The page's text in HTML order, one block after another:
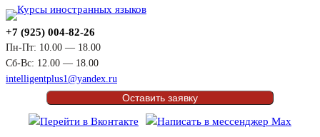
Перейти
к
содержимому
+7 (925) 004-82-26
Пн-Пт: 10.00 — 18.00
Сб-Вс: 12.00 — 18.00
intelligentplus1@yandex.ru
Оставить заявку